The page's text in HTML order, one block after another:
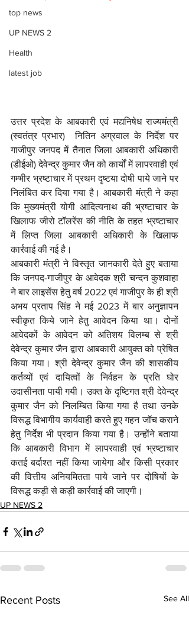
top news
UP NEWS 2
Health
latest job
उत्तर प्रदेश के आबकारी एवं मद्यनिषेध राज्यमंत्री
(स्वतंत्र प्रभार)  नितिन अग्रवाल के निर्देश पर
गाजीपुर जनपद में तैनात जिला आबकारी अधिकारी
(डीईओ) देवेन्द्र कुमार जैन को कार्यों में लापरवाही एवं
गम्भीर भ्रष्टाचार में प्रथम दृष्टया दोषी पाये जाने पर
निलंबित कर दिया गया है। आबकारी मंत्री ने कहा
कि मुख्यमंत्री योगी आदित्यनाथ की भ्रष्टाचार के
खिलाफ जीरो टॉलरेंस की नीति के तहत भ्रष्टाचार
में लिप्त जिला आबकारी अधिकारी के खिलाफ
कार्रवाई की गई है।
आबकारी मंत्री ने विस्तृत जानकारी देते हुए बताया
कि जनपद-गाजीपुर के आवेदक श्री चन्दन कुशवाहा
ने बार लाइसेंस हेतु वर्ष 2022 एवं गाजीपुर के ही श्री
अभय प्रताप सिंह ने मई 2023 में बार अनुज्ञापन
स्वीकृत किये जाने हेतु आवेदन किया था। दोनों
आवेदकों के आवेदन को अतिशय विलम्ब से श्री
देवेन्द्र कुमार जैन द्वारा आबकारी आयुक्त को प्रेषित
किया गया। श्री देवेन्द्र कुमार जैन की शासकीय
कर्तव्यों एवं दायित्वों के निर्वहन के प्रति घोर
उदासीनता पायी गयी। उक्त के दृष्टिगत श्री देवेन्द्र
कुमार जैन को निलम्बित किया गया है तथा उनके
विरूद्ध विभागीय कार्यवाही करते हुए गहन जॉच कराने
हेतु निर्देश भी प्रदान किया गया है। उन्होंने बताया
कि आबकारी विभाग में लापरवाही एवं भ्रष्टाचार
कतई बर्दाश्त नहीं किया जायेगा और किसी प्रकार
की वित्तीय अनियमितता पाये जाने पर दोषियों के
विरूद्ध कड़ी से कड़ी कार्रवाई की जाएगी।
UP NEWS 2
Recent Posts See All